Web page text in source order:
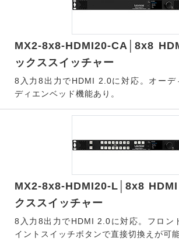
MX2-8x8-HDMI20-CA│8x8
ックススイッチャー
8入力8出力でHDMI 2.0に対応。オーデ
ディエンベッド機能あり。
MX2-8x8-HDMI20-L│8x8
クススイッチャー
8入力8出力でHDMI 2.0に対応。フロン
イントスイッチボタンで直接切換えが可能